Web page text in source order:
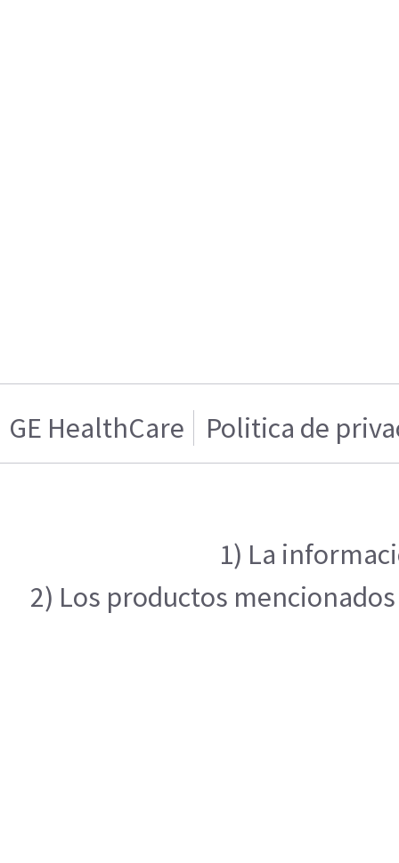
GE HealthCare Politica de
1) La
2) Los productos